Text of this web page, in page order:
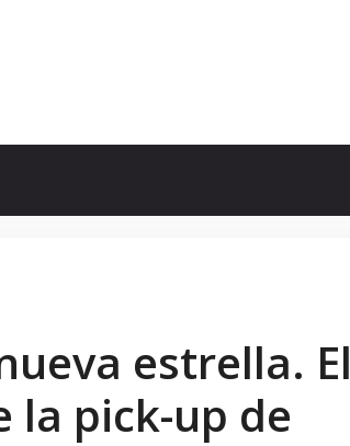
estrella. El
la pick-up de